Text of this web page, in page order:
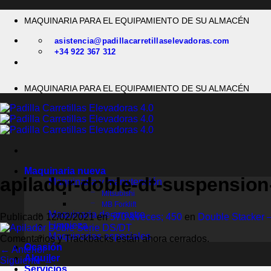
MAQUINARIA PARA EL EQUIPAMIENTO DE SU ALMACÉN
asistencia@padillacarretillaselevadoras.com
+34 922 367 312
MAQUINARIA PARA EL EQUIPAMIENTO DE SU ALMACÉN
Maquinaria nueva
Maquinaria y manutención
Mitsubishi
MB Forklift
Maquinaria de arrastre
Limpieza
Maquinarias especiales
Ocasión
Alquiler
Servicios
apilador-doble-dt-
Publicado 12/02/2021en570 &veces; 450 en Double Stacker
Comentarios y Trackbacks están ahora cerrados.
← Anterior
Siguiente→